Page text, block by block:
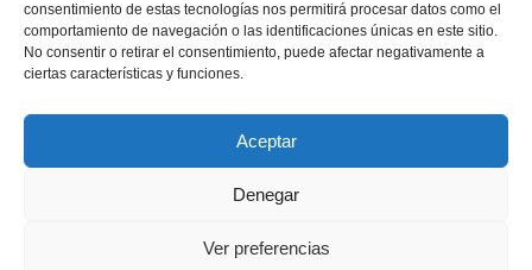
consentimiento de estas tecnologías nos permitirá procesar datos como el
comportamiento de navegación o las identificaciones únicas en este sitio.
No consentir o retirar el consentimiento, puede afectar negativamente a
ciertas características y funciones.
Aceptar
Denegar
Ver preferencias
La #PasquaSalesiana 2022
inicia el seu camí de
preparació
Tindran lloc durant el mes d’abril.